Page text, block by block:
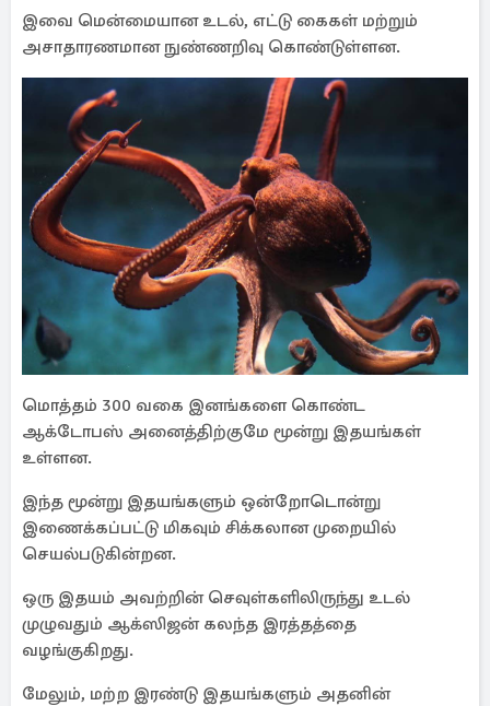
இவை மென்மையான உடல், எட்டு கைகள் மற்றும்
அசாதாரணமான நுண்ணறிவு கொண்டுள்ளன.
மொத்தம் 300 வகை இனங்களை கொண்ட
ஆக்டோபஸ் அனைத்திற்குமே மூன்று இதயங்கள்
உள்ளன.
இந்த மூன்று இதயங்களும் ஒன்றோடொன்று
இணைக்கப்பட்டு மிகவும் சிக்கலான முறையில்
செயல்படுகின்றன.
ஒரு இதயம் அவற்றின் செவுள்களிலிருந்து உடல்
முழுவதும் ஆக்ஸிஜன் கலந்த இரத்தத்தை
வழங்குகிறது.
மேலும், மற்ற இரண்டு இதயங்களும் அதனின்